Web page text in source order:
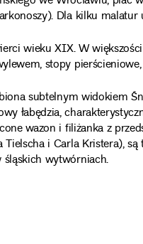
Dla kilku
wieku XIX. W
stopy
subtelnym widokiem
łabędzia,
wazon i filiżanka z
i Carla Kristera),
wytwórniach.